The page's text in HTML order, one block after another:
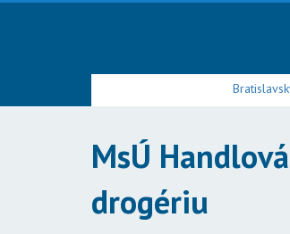
MsÚ
drogériu